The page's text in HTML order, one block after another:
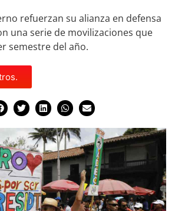
refuerzan su alianza en defensa
una serie de movilizaciones que
semestre del año.